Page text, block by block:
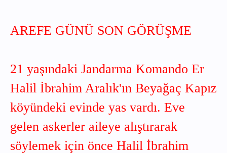
AREFE GÜNÜ SON GÖRÜŞME
21 yaşındaki Jandarma Komando Er
Halil İbrahim Aralık'ın Beyağaç Kapız
köyündeki evinde yas vardı. Eve
gelen askerler aileye alıştırarak
söylemek için önce Halil İbrahim